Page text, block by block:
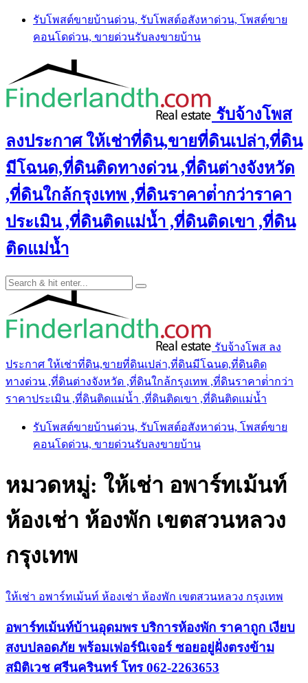
Skip
content
รับโพสต์ขายบ้านด่วน, รับโพสต์อสังหาด่วน, โพสต์ขาย
คอนโดด่วน, ขายด่วนรับลงขายบ้าน
รับจ้างโพส
ลงประกาศ ให้เช่าที่ดิน,ขายที่ดินเปล่า,ที่ดิน
มีโฉนด,ที่ดินติดทางด่วน ,ที่ดินต่างจังหวัด
,ที่ดินใกล้กรุงเทพ ,ที่ดินราคาต่ํากว่าราคา
ประเมิน ,ที่ดินติดแม่น้ำ ,ที่ดินติดเขา ,ที่ดิน
ติดแม่น้ำ
รับจ้างโพส ลง
ประกาศ ให้เช่าที่ดิน,ขายที่ดินเปล่า,ที่ดินมีโฉนด,ที่ดินติด
ทางด่วน ,ที่ดินต่างจังหวัด ,ที่ดินใกล้กรุงเทพ ,ที่ดินราคาต่ํากว่า
ราคาประเมิน ,ที่ดินติดแม่น้ำ ,ที่ดินติดเขา ,ที่ดินติดแม่น้ำ
รับโพสต์ขายบ้านด่วน, รับโพสต์อสังหาด่วน, โพสต์ขาย
คอนโดด่วน, ขายด่วนรับลงขายบ้าน
หมวดหมู่: ให้เช่า อพาร์ทเม้นท์
ห้องเช่า ห้องพัก เขตสวนหลวง
กรุงเทพ
ให้เช่า อพาร์ทเม้นท์ ห้องเช่า ห้องพัก เขตสวนหลวง กรุงเทพ
อพาร์ทเม้นท์บ้านอุดมพร บริการห้องพัก ราคาถูก เงียบ
สงบปลอดภัย พร้อมเฟอร์นิเจอร์ ซอยอยู่ฝั่งตรงข้าม
สมิติเวช ศรีนครินทร์ โทร 062-2263653